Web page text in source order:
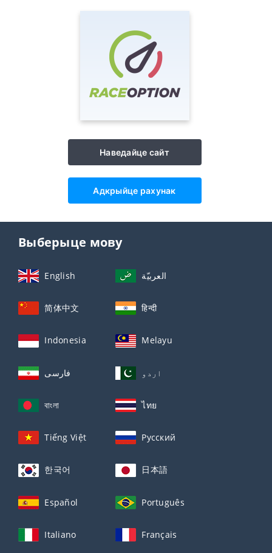
Наведайце сайт
Адкрыйце рахунак
Выберыце мову
English العربيّة
简体中文 हिन्दी
Indonesia Melayu
فارسی اردو
বাংলা ไทย
Tiếng Việt Русский
한국어 日本語
Español Português
Italiano Français